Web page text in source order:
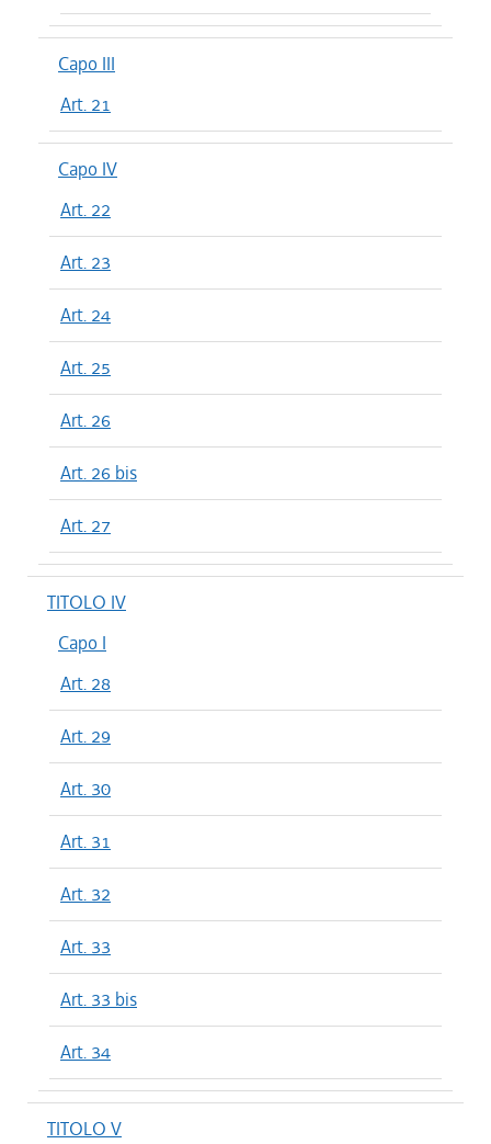
Capo III
Art. 21
Capo IV
Art. 22
Art. 23
Art. 24
Art. 25
Art. 26
Art. 26 bis
Art. 27
TITOLO IV
Capo I
Art. 28
Art. 29
Art. 30
Art. 31
Art. 32
Art. 33
Art. 33 bis
Art. 34
TITOLO V